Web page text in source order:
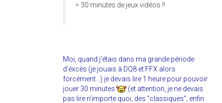
= 30 minutes de jeux vidéos !!
Moi, quand j'étais dans ma grande période
d'éxcès (je jouais à DQ8 et FFX alors
forcément...) je devais lire 1 heure pour pouvoir
jouer 30 minutes
(et attention, je ne devais
pas lire n'importe quoi, des "classiques", enfin